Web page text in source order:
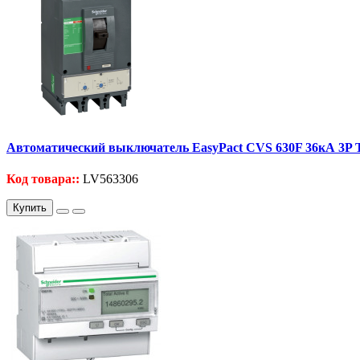
Автоматический выключатель EasyPact CVS 630F 36кА 3P
Код товара:: LV563306
Купить